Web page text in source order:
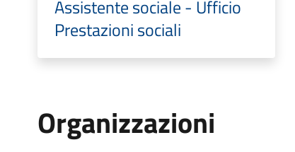
Assistente sociale - Ufficio
Prestazioni sociali
Organizzazioni